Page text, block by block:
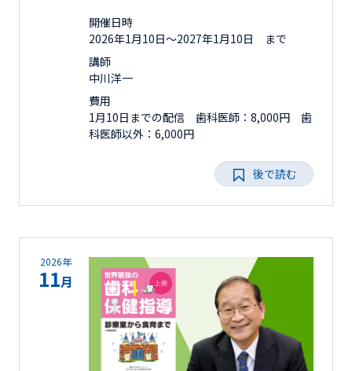
開催日時
2026年1月10日〜2027年1月10日 まで
講師
中川洋一
費用
1月10日までの配信 歯科医師：8,000円 歯
科医師以外：6,000円
後で読む
2026年
11月